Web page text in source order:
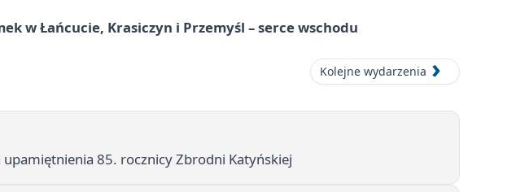
w Łańcucie, Krasiczyn i Przemyśl – serce wschodu
Kolejne wydarzenia
85. rocznicy Zbrodni Katyńskiej